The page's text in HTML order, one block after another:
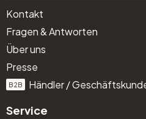
Kontakt
Fragen & Antworten
Über uns
Presse
B2B Händler /
Service